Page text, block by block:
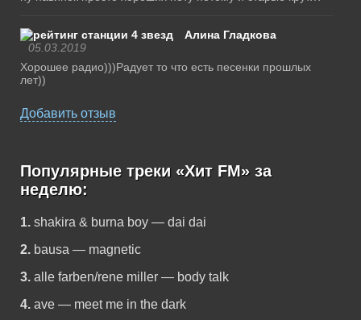
Алина Гладкова
05.03.2019
Хорошее радио)))Радует то что есть песенки прошлых
лет))
Добавить отзыв
Популярные треки «Хит FM» за
неделю:
1. shakira & burna boy — dai dai
2. bausa — magnetic
3. alle farben/rene miller — body talk
4. ave — meet me in the dark